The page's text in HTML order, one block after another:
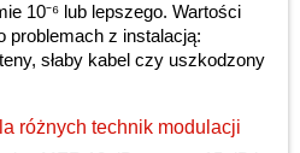
10⁻⁶ lub lepszego. Wartości
z instalacją:
słaby kabel czy uszkodzony
różnych technik modulacji